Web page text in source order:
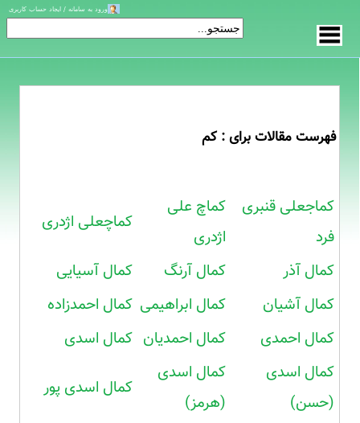
فهرست مقالات برای : کم
کماجعلی قنبری
فرد
کماچ علی
اژدری
کماچعلی اژدری
کمال آذر کمال آرنگ
کمال آسیایی
کمال آشیان
کمال ابراهیمی کمال احمدزاده
کمال احمدی
کمال احمدیان کمال اسدی
کمال اسدی
(حسن)
کمال اسدی
(هرمز)
کمال اسدی پور
ورود به سامانه / ایجاد حساب کاربری